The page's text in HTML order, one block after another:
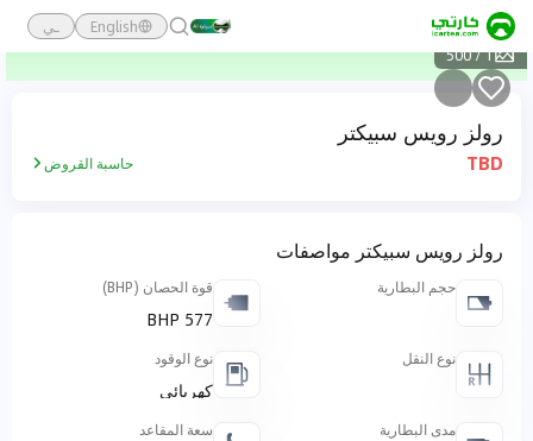
English
ـي
1
/
500
رولز رويس سبيكتر
TBD حاسبة القروض
رولز رويس سبيكتر مواصفات
حجم البطارية قوة الحصان (BHP)
577 BHP
نوع النقل نوع الوقود
كهربائي
مدى البطارية سعة المقاعد